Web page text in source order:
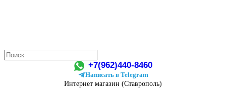
+7(962)440-8460
Написать в Telegram
Интернет магазин (Ставрополь)